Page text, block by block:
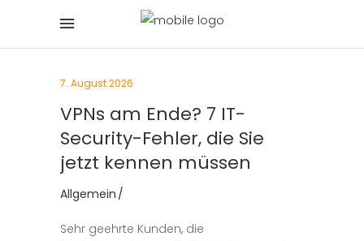
7. August 2026
VPNs am Ende? 7 IT-
Security-Fehler, die Sie
jetzt kennen müssen
Allgemein
Sehr geehrte Kunden, die